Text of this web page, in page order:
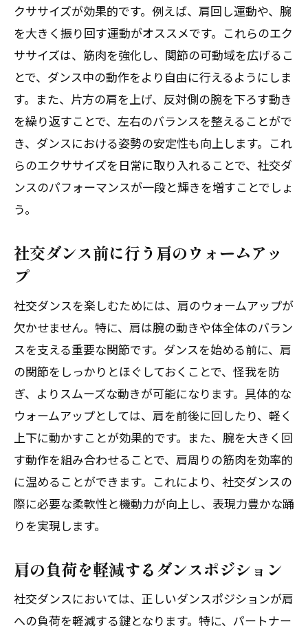
クササイズが効果的です。例えば、肩回し運動や、腕
を大きく振り回す運動がオススメです。これらのエク
ササイズは、筋肉を強化し、関節の可動域を広げるこ
とで、ダンス中の動作をより自由に行えるようにしま
す。また、片方の肩を上げ、反対側の腕を下ろす動き
を繰り返すことで、左右のバランスを整えることがで
き、ダンスにおける姿勢の安定性も向上します。これ
らのエクササイズを日常に取り入れることで、社交ダ
ンスのパフォーマンスが一段と輝きを増すことでしょ
う。
社交ダンス前に行う肩のウォームアッ
プ
社交ダンスを楽しむためには、肩のウォームアップが
欠かせません。特に、肩は腕の動きや体全体のバラン
スを支える重要な関節です。ダンスを始める前に、肩
の関節をしっかりとほぐしておくことで、怪我を防
ぎ、よりスムーズな動きが可能になります。具体的な
ウォームアップとしては、肩を前後に回したり、軽く
上下に動かすことが効果的です。また、腕を大きく回
す動作を組み合わせることで、肩周りの筋肉を効率的
に温めることができます。これにより、社交ダンスの
際に必要な柔軟性と機動力が向上し、表現力豊かな踊
りを実現します。
肩の負荷を軽減するダンスポジション
社交ダンスにおいては、正しいダンスポジションが肩
への負荷を軽減する鍵となります。特に、パートナー
体験レッスン後、その場でご入会で1,000円引！
体験レッスン後、その場でご入会で1,000円引！